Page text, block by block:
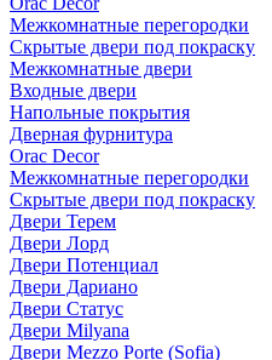
Межкомнатные перегородки
Скрытые двери под покраскy
Межкомнатные двери
Входные двери
Напольные покрытия
Дверная фурнитура
Orac Decor
Межкомнатные перегородки
Скрытые двери под покраскy
Двери Терем
Двери Лорд
Двери Потенциал
Двери Дариано
Двери Статус
Двери Milyana
Двери Mezzo Porte (Sofia)